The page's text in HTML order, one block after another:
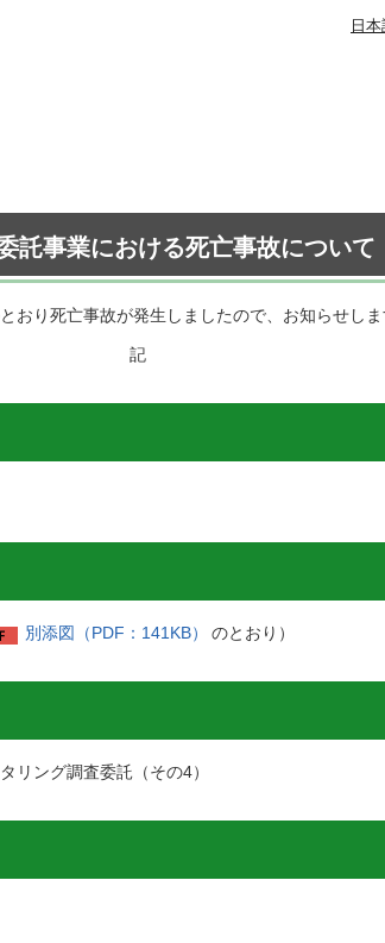
日
託事業における死亡事故について
り死亡事故が発生しましたので、お知らせしま
記
別添図（PDF：141KB） のとおり）
リング調査委託（その4）